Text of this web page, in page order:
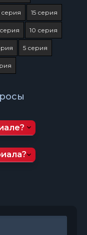
серия 15 серия
серия 10 серия
5 серия